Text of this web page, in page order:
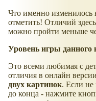
Что именно изменилось
отметить! Отличий
можно пройти меньше
Уровень игры данного
Это всеми любимая с
отличия в онлайн
двух картинок. Если не
до конца - нажмите